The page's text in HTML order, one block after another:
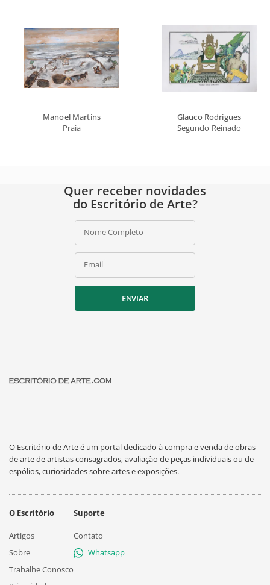
Manoel Martins
Praia
Glauco Rodrigues
Segundo Reinado
Quer receber novidades
do Escritório de Arte?
Nome Completo
Email
ENVIAR
O Escritório de Arte é um portal dedicado à compra e venda de obras
de arte de artistas consagrados, avaliação de peças individuais ou de
espólios, curiosidades sobre artes e exposições.
O Escritório
Artigos
Sobre
Trabalhe Conosco
Suporte
Contato
Whatsapp